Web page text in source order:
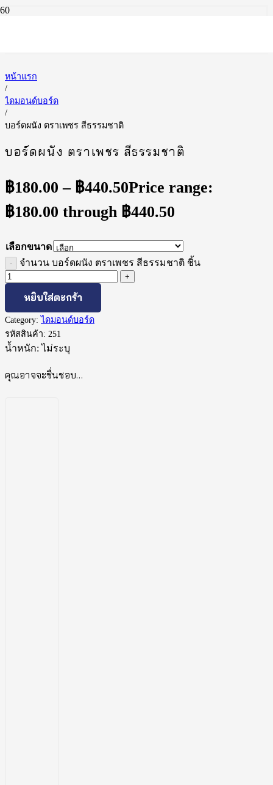
หน้าแรก
/
ไดมอนด์บอร์ด
/
บอร์ดผนัง ตราเพชร สีธรรมชาติ
บอร์ดผนัง ตราเพชร สีธรรมชาติ
฿180.00 – ฿440.50Price range:
฿180.00 through ฿440.50
เลือกขนาด
จำนวน บอร์ดผนัง ตราเพชร สีธรรมชาติ ชิ้น
หยิบใส่ตะกร้า
Category:ไดมอนด์บอร์ด
รหัสสินค้า: 251
น้ำหนัก:ไม่ระบุ
คุณอาจจะชื่นชอบ…